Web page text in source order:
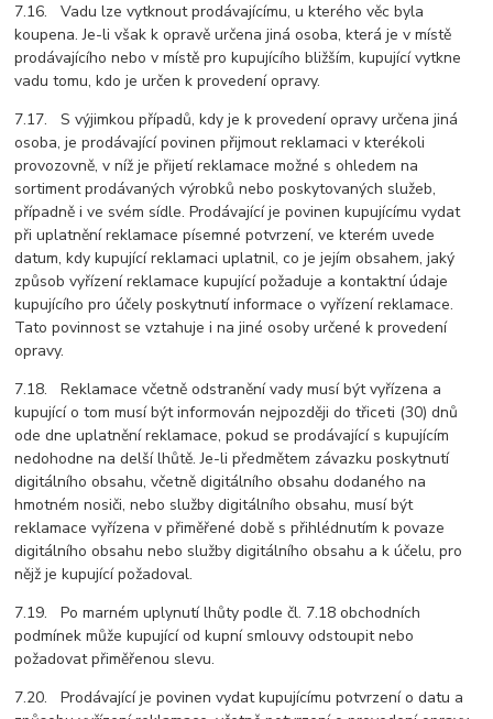
7.16. Vadu lze vytknout prodávajícímu, u kterého věc byla
koupena. Je-li však k opravě určena jiná osoba, která je v místě
prodávajícího nebo v místě pro kupujícího bližším, kupující vytkne
vadu tomu, kdo je určen k provedení opravy.
7.17. S výjimkou případů, kdy je k provedení opravy určena jiná
osoba, je prodávající povinen přijmout reklamaci v kterékoli
provozovně, v níž je přijetí reklamace možné s ohledem na
sortiment prodávaných výrobků nebo poskytovaných služeb,
případně i ve svém sídle. Prodávající je povinen kupujícímu vydat
při uplatnění reklamace písemné potvrzení, ve kterém uvede
datum, kdy kupující reklamaci uplatnil, co je jejím obsahem, jaký
způsob vyřízení reklamace kupující požaduje a kontaktní údaje
kupujícího pro účely poskytnutí informace o vyřízení reklamace.
Tato povinnost se vztahuje i na jiné osoby určené k provedení
opravy.
7.18. Reklamace včetně odstranění vady musí být vyřízena a
kupující o tom musí být informován nejpozději do třiceti (30) dnů
ode dne uplatnění reklamace, pokud se prodávající s kupujícím
nedohodne na delší lhůtě. Je-li předmětem závazku poskytnutí
digitálního obsahu, včetně digitálního obsahu dodaného na
hmotném nosiči, nebo služby digitálního obsahu, musí být
reklamace vyřízena v přiměřené době s přihlédnutím k povaze
digitálního obsahu nebo služby digitálního obsahu a k účelu, pro
nějž je kupující požadoval.
7.19. Po marném uplynutí lhůty podle čl. 7.18 obchodních
podmínek může kupující od kupní smlouvy odstoupit nebo
požadovat přiměřenou slevu.
7.20. Prodávající je povinen vydat kupujícímu potvrzení o datu a